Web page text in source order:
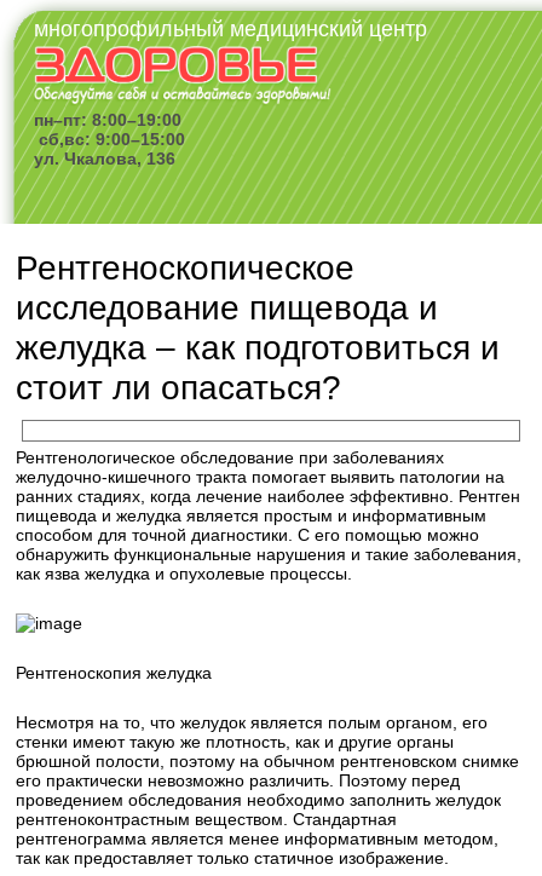
многопрофильный медицинский центр
пн–пт: 8:00–19:00
сб,вс: 9:00–15:00
ул. Чкалова, 136
Рентгеноскопическое
исследование пищевода и
желудка – как подготовиться и
стоит ли опасаться?
Рентгенологическое обследование при заболеваниях
желудочно-кишечного тракта помогает выявить патологии на
ранних стадиях, когда лечение наиболее эффективно. Рентген
пищевода и желудка является простым и информативным
способом для точной диагностики. С его помощью можно
обнаружить функциональные нарушения и такие заболевания,
как язва желудка и опухолевые процессы.
Рентгеноскопия желудка
Несмотря на то, что желудок является полым органом, его
стенки имеют такую же плотность, как и другие органы
брюшной полости, поэтому на обычном рентгеновском снимке
его практически невозможно различить. Поэтому перед
проведением обследования необходимо заполнить желудок
рентгеноконтрастным веществом. Стандартная
рентгенограмма является менее информативным методом,
так как предоставляет только статичное изображение.